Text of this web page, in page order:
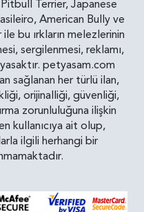
Terrier, Japanese
American Bully ve
bu ırkların melezlerinin
sergilenmesi, reklamı,
petyasam.com
sağlanan her türlü ilan,
orijinalliği, güvenliği,
zorunluluğuna ilişkin
kullanıcıya ait olup,
ilgili herhangi bir